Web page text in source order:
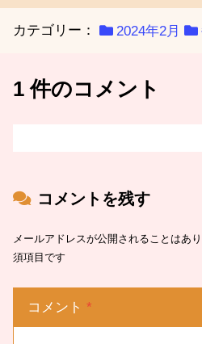
カテゴリー： 2024年2月
1 件のコメント
コメントを残す
メールアドレスが公開されることはあり
須項目です
コメント *